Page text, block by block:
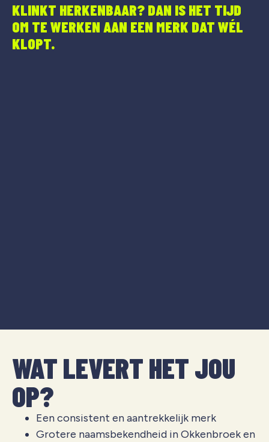
KLINKT HERKENBAAR? DAN IS HET TIJD
OM TE WERKEN AAN EEN MERK DAT WÉL
KLOPT.
WAT LEVERT HET JOU
OP?
Een consistent en aantrekkelijk merk
Grotere naamsbekendheid inOkkenbroeken